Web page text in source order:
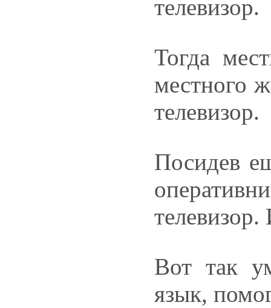
телевизор.
Тогда
местного
телевизор.
Посидев
Вот так
язык,